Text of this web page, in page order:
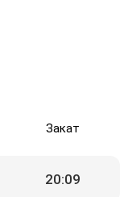
Закат
20:09